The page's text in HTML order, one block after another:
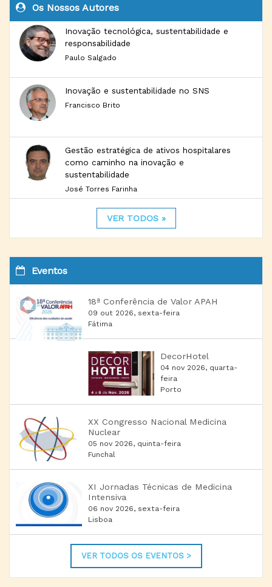
Os Nossos Autores
Inovação tecnológica, sustentabilidade e
responsabilidade
Paulo Salgado
Inovação e sustentabilidade no SNS
Francisco Brito
Gestão estratégica de ativos hospitalares
como caminho na inovação e
sustentabilidade
José Torres Farinha
VER TODOS »
Eventos
18ª Conferência de Valor APAH
09 out 2026, sexta-feira
Fátima
DecorHotel
04 nov 2026, quarta-
feira
Porto
XX Congresso Nacional Medicina
Nuclear
05 nov 2026, quinta-feira
Funchal
XI Jornadas Técnicas de Medicina
Intensiva
06 nov 2026, sexta-feira
Lisboa
VER TODOS OS EVENTOS >